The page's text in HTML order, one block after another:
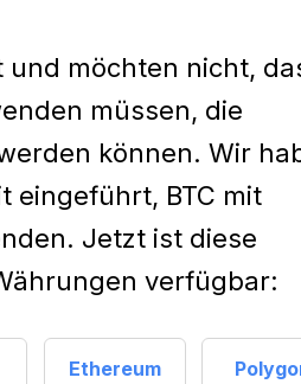
und möchten nicht,
müssen, die
können. Wir
eingeführt, BTC mit
Jetzt ist diese
verfügbar:
Ethereum